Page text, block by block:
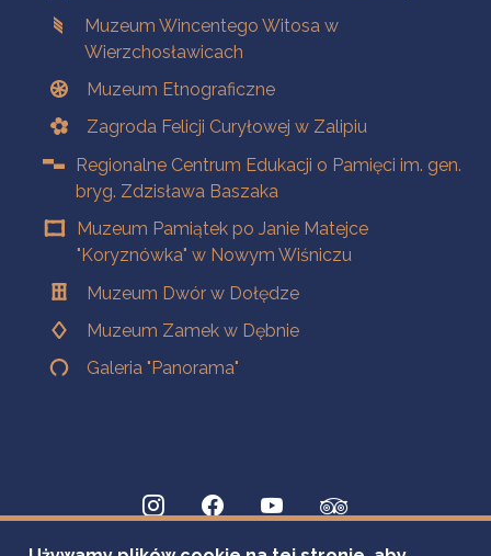
Muzeum Wincentego Witosa w
Wierzchosławicach
Muzeum Etnograficzne
Zagroda Felicji Curyłowej w Zalipiu
Regionalne Centrum Edukacji o Pamięci im. gen.
bryg. Zdzisława Baszaka
Muzeum Pamiątek po Janie Matejce
"Koryznówka" w Nowym Wiśniczu
Muzeum Dwór w Dołędze
Muzeum Zamek w Dębnie
Galeria "Panorama"